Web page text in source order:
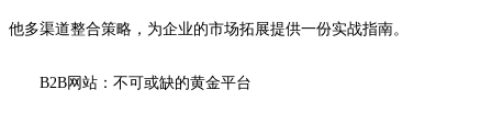
他多渠道整合策略，为企业的市场拓展提供一份实战指南。
B2B网站：不可或缺的黄金平台